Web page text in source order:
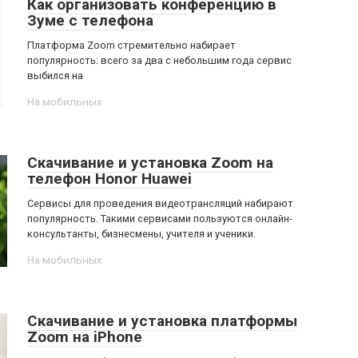
Как организовать конференцию в
Зуме с телефона
Платформа Zoom стремительно набирает
популярность: всего за два с небольшим года сервис
выбился на
На мобильных
Скачивание и установка Zoom на
телефон Honor Huawei
Сервисы для проведения видеотрансляций набирают
популярность. Такими сервисами пользуются онлайн-
консультанты, бизнесмены, учителя и ученики.
На мобильных
Скачивание и установка платформы
Zoom на iPhone